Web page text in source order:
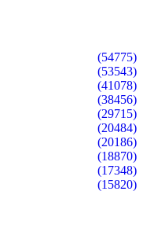
(54775)
(53543)
(41078)
(38456)
(29715)
(20484)
(20186)
(18870)
(17348)
(15820)